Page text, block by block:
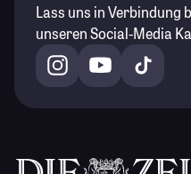
Lass uns in Verbindung
unseren Social-Media